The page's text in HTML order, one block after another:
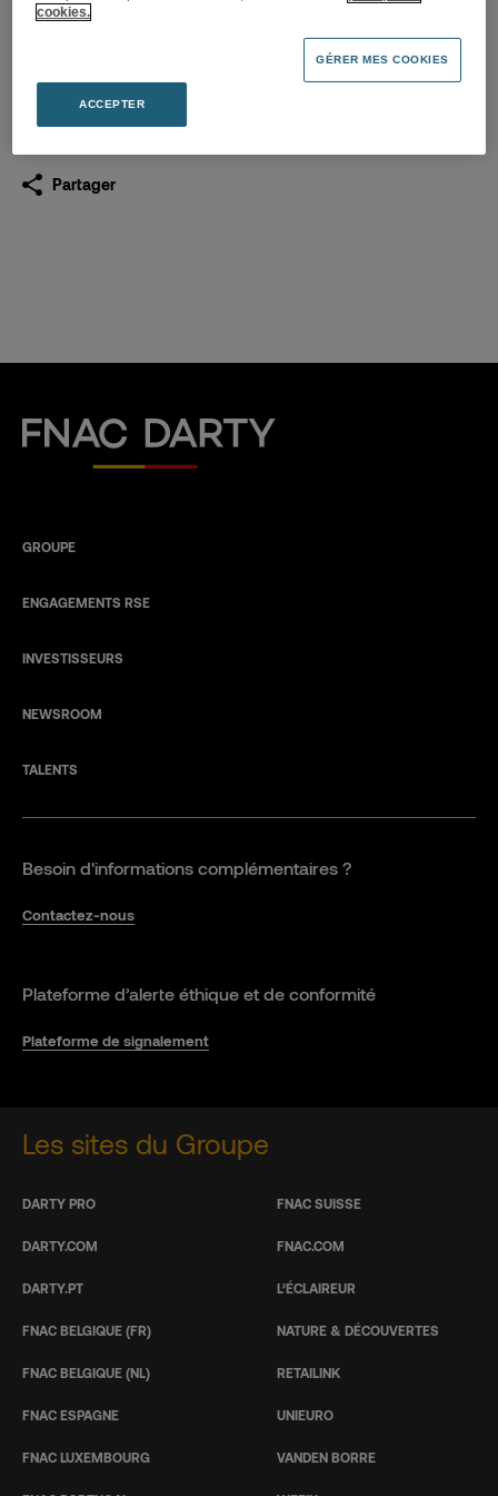
14.10.2020
Partager
Fnac Darty
GROUPE
ENGAGEMENTS RSE
INVESTISSEURS
NEWSROOM
TALENTS
Besoin d'informations complémentaires ?
Contactez-nous
Plateforme d’alerte éthique et de conformité
Plateforme de signalement
Les sites du Groupe
DARTY PRO
DARTY.COM
DARTY.PT
FNAC BELGIQUE (FR)
FNAC BELGIQUE (NL)
FNAC ESPAGNE
FNAC LUXEMBOURG
FNAC SUISSE
FNAC.COM
L’ÉCLAIREUR
NATURE & DÉCOUVERTES
RETAILINK
UNIEURO
VANDEN BORRE
cookies.
GÉRER MES COOKIES
ACCEPTER